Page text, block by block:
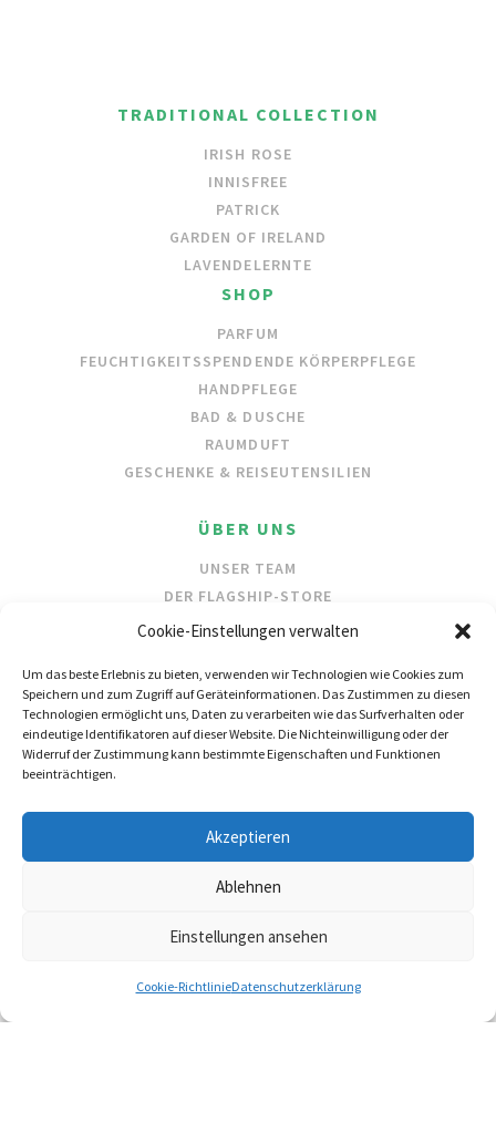
Cookie-Einstellungen verwalten
Um das beste Erlebnis zu bieten, verwenden wir Technologien wie Cookies zum
Speichern und zum Zugriff auf Geräteinformationen. Das Zustimmen zu diesen
Technologien ermöglicht uns, Daten zu verarbeiten wie das Surfverhalten oder
eindeutige Identifikatoren auf dieser Website. Die Nichteinwilligung oder der
Widerruf der Zustimmung kann bestimmte Eigenschaften und Funktionen
beeinträchtigen.
Akzeptieren
Ablehnen
Einstellungen ansehen
Cookie-RichtlinieDatenschutzerklärung
TRADITIONAL COLLECTION
IRISH ROSE
INNISFREE
PATRICK
GARDEN OF IRELAND
LAVENDELERNTE
SHOP
PARFUM
FEUCHTIGKEITSSPENDENDE KÖRPERPFLEGE
HANDPFLEGE
BAD & DUSCHE
RAUMDUFT
GESCHENKE & REISEUTENSILIEN
ÜBER UNS
UNSER TEAM
DER FLAGSHIP-STORE
UNSERE INHALTSSTOFFE
HÄNDLER
GROSSHANDEL
FOLGEN SIE UNS
KONTAKT IMPRESSUM